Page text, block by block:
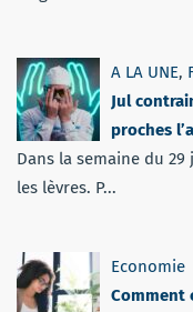
A LA UNE,
Jul
proches
Dans la semaine du
les lèvres. P...
Economie
Comment